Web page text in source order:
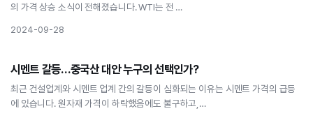
의 가격 상승 소식이 전해졌습니다. WTI는 전 …
2024-09-28
시멘트 갈등…중국산 대안 누구의 선택인가?
경제
시멘트 갈등…중국산 대안 누구의 선택인가?
최근 건설업계와 시멘트 업계 간의 갈등이 심화되는 이유는 시멘트 가격의 급등
에 있습니다. 원자재 가격이 하락했음에도 불구하고,…